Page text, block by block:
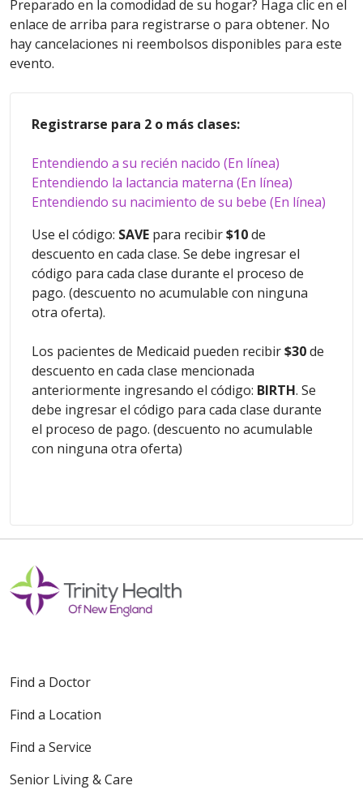
Preparado en la comodidad de su hogar? Haga clic en el
enlace de arriba para registrarse o para obtener. No
hay cancelaciones ni reembolsos disponibles para este
evento.
Registrarse para 2 o más clases:
Entendiendo a su recién nacido (En línea)
Entendiendo la lactancia materna (En línea)
Entendiendo su nacimiento de su bebe (En línea)
Use el código: SAVE para recibir$10de
descuento en cada clase. Se debe ingresar el
código para cada clase durante el proceso de
pago. (descuento no acumulable con ninguna
otra oferta).
Los pacientes de Medicaid pueden recibir$30de
descuento en cada clase mencionada
anteriormente ingresando el código: BIRTH. Se
debe ingresar el código para cada clase durante
el proceso de pago. (descuento no acumulable
con ninguna otra oferta)
Find a Doctor
Find a Location
Find a Service
Senior Living & Care